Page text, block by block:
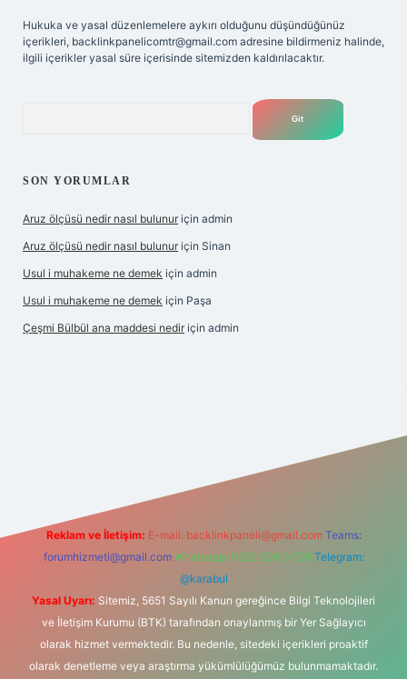
Hukuka ve yasal düzenlemelere aykırı olduğunu düşündüğünüz
içerikleri, backlinkpanelicomtr@gmail.com adresine bildirmeniz halinde,
ilgili içerikler yasal süre içerisinde sitemizden kaldırılacaktır.
SON YORUMLAR
Aruz ölçüsü nedir nasıl bulunur için admin
Aruz ölçüsü nedir nasıl bulunur için Sinan
Usul i muhakeme ne demek için admin
Usul i muhakeme ne demek için Paşa
Çeşmi Bülbül ana maddesi nedir için admin
Reklam ve İletişim: E-mail: backlinkpaneli@gmail.com Teams:
forumhizmeti@gmail.com Whatsapp: 0262 606 0 726 Telegram:
@karabul
Yasal Uyarı: Sitemiz, 5651 Sayılı Kanun gereğince Bilgi Teknolojileri
ve İletişim Kurumu (BTK) tarafından onaylanmış bir Yer Sağlayıcı
olarak hizmet vermektedir. Bu nedenle, sitedeki içerikleri proaktif
olarak denetleme veya araştırma yükümlülüğümüz bulunmamaktadır.